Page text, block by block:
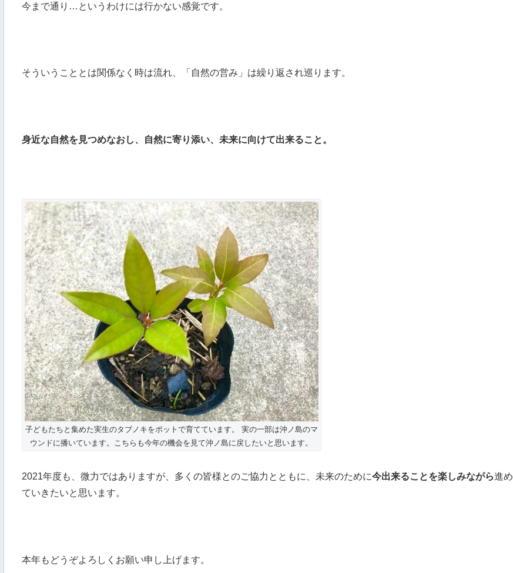
今まで通り…というわけには行かない感覚です。
そういうこととは関係なく時は流れ、「自然の営み」は繰り返され巡ります。
身近な自然を見つめなおし、自然に寄り添い、未来に向けて出来ること。
子どもたちと集めた実生のタブノキをポットで育てています。 実の一部は沖ノ島のマ
ウンドに播いています。こちらも今年の機会を見て沖ノ島に戻したいと思います。
2021年度も、微力ではありますが、多くの皆様とのご協力とともに、未来のために今出来ることを楽しみながら進め
ていきたいと思います。
本年もどうぞよろしくお願い申し上げます。